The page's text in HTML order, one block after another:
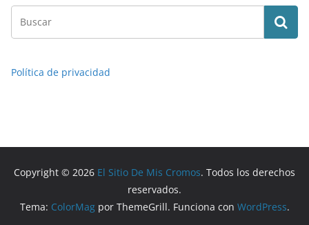
Política de privacidad
Copyright © 2026 El Sitio De Mis Cromos. Todos los derechos
reservados.
Tema: ColorMagpor ThemeGrill. Funciona con WordPress.